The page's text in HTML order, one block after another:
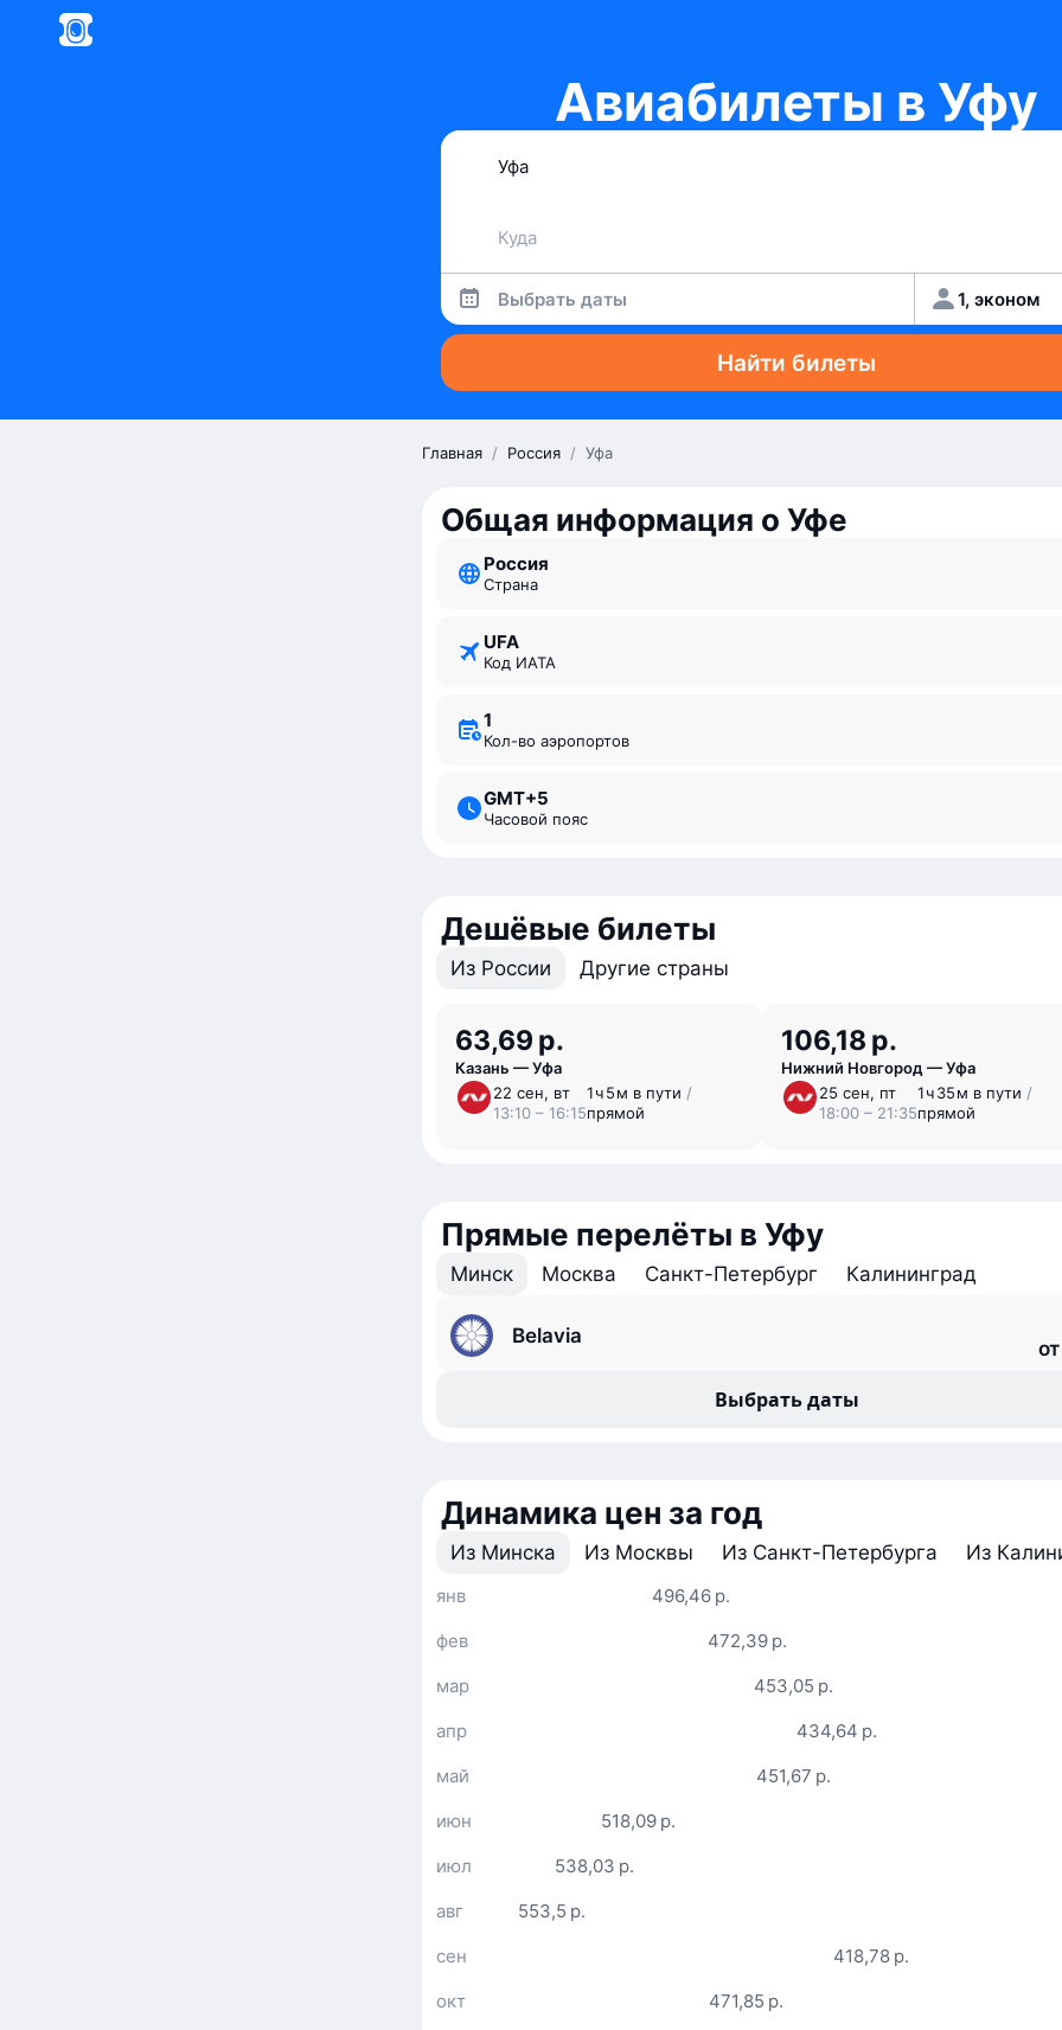
Авиабилеты в Уфу
Выбрать даты 1, эконом
Найти билеты
Главная / Россия / Уфа
Общая информация о Уфе
Россия
Страна
UFA
Код ИАТА
1
Кол-во аэропортов
GMT+5
Часовой пояс
Дешёвые билеты
Из России Другие страны
63,69 р.
Казань — Уфа
22 сен, вт
13:10 – 16:15
1 ⁠ч 5 ⁠м в пути /
прямой
106,18 р.
Нижний Новгород — Уфа
25 сен, пт
18:00 – 21:35
1 ⁠ч 35 ⁠м в пути /
прямой
Прямые перелёты в Уфу
Минск Москва Санкт-Петербург Калининград
Belavia
Выбрать даты
Динамика цен за год
Из Минска Из Москвы Из Санкт-Петербурга Из
496,46 р.
янв
472,39 р.
фев
453,05 р.
мар
434,64 р.
апр
451,67 р.
май
518,09 р.
июн
538,03 р.
июл
553,5 р.
авг
418,78 р.
сен
471,85 р.
окт